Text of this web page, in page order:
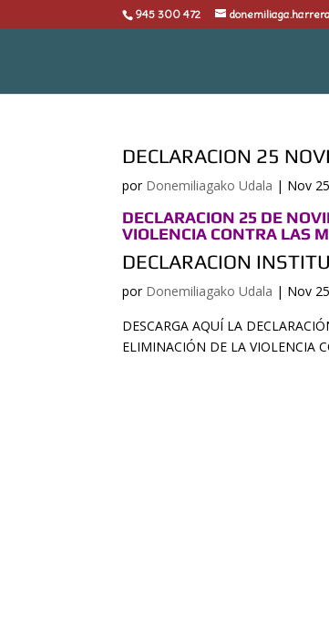
945 300 472
DECLARACION 25
por Donemiliagako Udala | Nov
DECLARACION 25 DE
VIOLENCIA CONTRA LAS
DECLARACION
por Donemiliagako Udala | Nov
DESCARGA AQUÍ LA
ELIMINACIÓN DE LA VIOLENCIA